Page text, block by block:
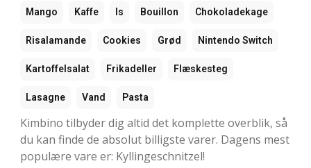
Mango Kaffe Is Bouillon Chokoladekage
Risalamande Cookies Grød Nintendo Switch
Kartoffelsalat Frikadeller Flæskesteg
Lasagne Vand Pasta
Kimbino tilbyder dig altid det komplette overblik, så
du kan finde de absolut billigste varer. Dagens mest
populære vare er: Kyllingeschnitzel!